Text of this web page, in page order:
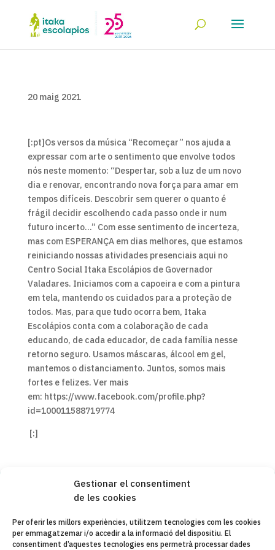
Gestionar el consentiment
de les cookies
Per oferir les millors experiències, utilitzem tecnologies com les cookies
per emmagatzemar i/o accedir a la informació del dispositiu. El
consentiment d’aquestes tecnologies ens permetrà processar dades
20 maig 2021
[:pt]Os versos da música “Recomeçar” nos ajuda a
expressar com arte o sentimento que envolve todos
nós neste momento: “Despertar, sob a luz de um novo
dia e renovar, encontrando nova força para amar em
tempos difíceis. Descobrir sem querer o quanto é
frágil decidir escolhendo cada passo onde ir num
futuro incerto…” Com esse sentimento de incerteza,
mas com ESPERANÇA em dias melhores, que estamos
reiniciando nossas atividades presenciais aqui no
Centro Social Itaka Escolápios de Governador
Valadares. Iniciamos com a capoeira e com a pintura
em tela, mantendo os cuidados para a proteção de
todos. Mas, para que tudo ocorra bem, Itaka
Escolápios conta com a colaboração de cada
educando, de cada educador, de cada família nesse
retorno seguro. Usamos máscaras, álcool em gel,
mantemos o distanciamento. Juntos, somos mais
fortes e felizes. Ver mais
em: https://www.facebook.com/profile.php?
id=100011588719774
[:]
Copyleft 2025Itaka-Escolapios
AVÍS LEGAL